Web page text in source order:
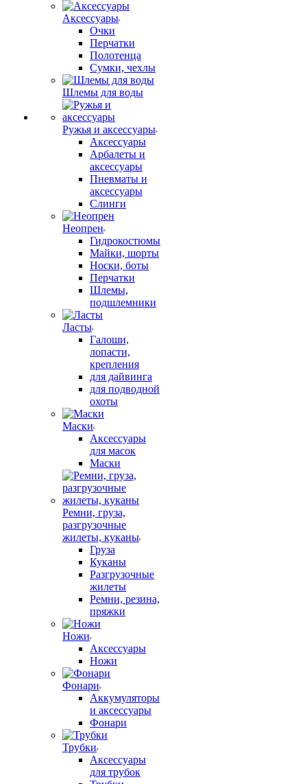
Аксессуары
Очки
Перчатки
Полотенца
Сумки, чехлы
Шлемы для воды
Ружья и аксессуары
Аксессуары
Арбалеты и
аксессуары
Пневматы и
аксессуары
Слинги
Неопрен
Гидрокостюмы
Майки, шорты
Носки, боты
Перчатки
Шлемы,
подшлемники
Ласты
Галоши,
лопасти,
крепления
для дайвинга
для подводной
охоты
Маски
Аксессуары
для масок
Маски
Ремни, груза,
разгрузочные
жилеты, куканы
Груза
Куканы
Разгрузочные
жилеты
Ремни, резина,
пряжки
Ножи
Аксессуары
Ножи
Фонари
Аккумуляторы
и аксессуары
Фонари
Трубки
Аксессуары
для трубок